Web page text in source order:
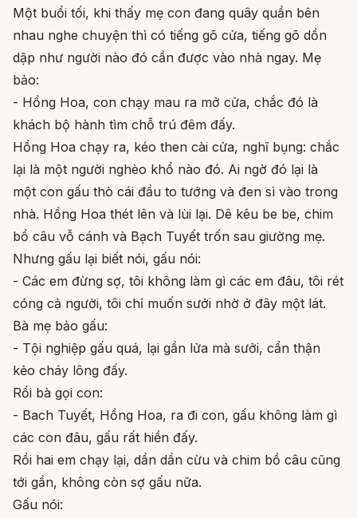
Một buổi tối, khi thấy mẹ con đang quây quần bên
nhau nghe chuyện thì có tiếng gõ cửa, tiếng gõ dồn
dập như người nào đó cần được vào nhà ngay. Mẹ
bảo:
- Hồng Hoa, con chạy mau ra mở cửa, chắc đó là
khách bộ hành tìm chỗ trú đêm đấy.
Hồng Hoa chạy ra, kéo then cài cửa, nghĩ bụng: chắc
lại là một người nghèo khổ nào đó. Ai ngờ đó lại là
một con gấu thò cái đầu to tướng và đen sì vào trong
nhà. Hồng Hoa thét lên và lùi lại. Dê kêu be be, chim
bồ câu vỗ cánh và Bạch Tuyết trốn sau giường mẹ.
Nhưng gấu lại biết nói, gấu nói:
- Các em đừng sợ, tôi không làm gì các em đâu, tôi rét
cóng cả người, tôi chỉ muốn sưởi nhờ ở đây một lát.
Bà mẹ bảo gấu:
- Tội nghiệp gấu quá, lại gần lửa mà sưởi, cẩn thận
kẻo cháy lông đấy.
Rồi bà gọi con:
- Bach Tuyết, Hồng Hoa, ra đi con, gấu không làm gì
các con đâu, gấu rất hiền đấy.
Rồi hai em chạy lại, dần dần cừu và chim bồ câu cũng
tới gần, không còn sợ gấu nữa.
Gấu nói: